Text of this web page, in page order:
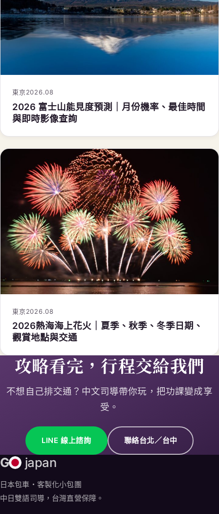
東京2026.08
2026 富士山能見度預測｜月份機率、最佳時間
與即時影像查詢
東京2026.08
2026熱海海上花火｜夏季、秋季、冬季日期、
觀賞地點與交通
攻略看完，行程交給我們
不想自己排交通？中文司導帶你玩，把功課變成享
受。
LINE 線上諮詢 聯絡台北／台中
G japan
日本包車・客製化小包團
中日雙語司導，台灣直營保障。